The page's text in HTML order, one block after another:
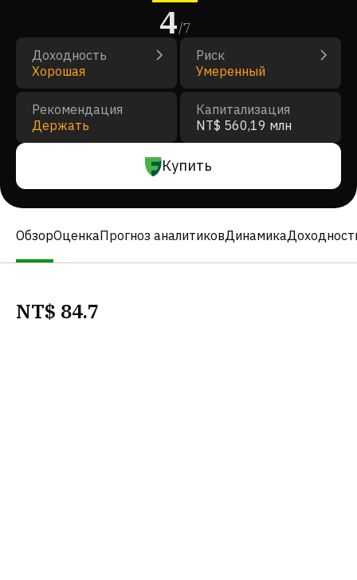
4/7
Доходность
Хорошая
Риск
Умеренный
Рекомендация
Держать
Капитализация
NT$ 560,19 млн
Купить
ОбзорОценкаПрогноз аналитиковДинамика
NT$ 84.7